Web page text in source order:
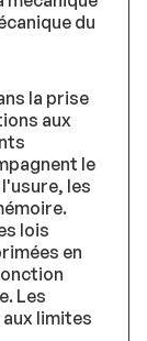
du
la prise
aux
le
les
lois
en
Les
limites